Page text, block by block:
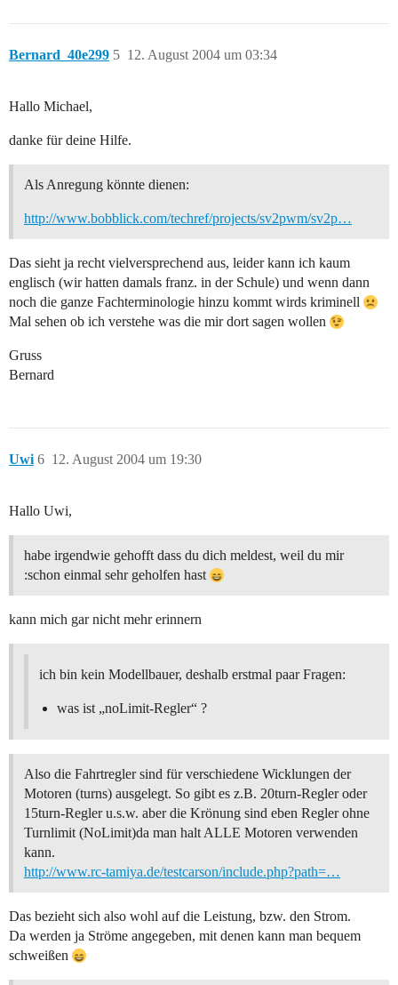
Bernard_40e299 12. August 2004 um 03:34
5
Hallo Michael,
danke für deine Hilfe.
Als Anregung könnte dienen:
http://www.bobblick.com/techref/projects/sv2pwm/sv2p…
Das sieht ja recht vielversprechend aus, leider kann ich kaum
englisch (wir hatten damals franz. in der Schule) und wenn dann
noch die ganze Fachterminologie hinzu kommt wirds kriminell
Mal sehen ob ich verstehe was die mir dort sagen wollen
Gruss
Bernard
Uwi 12. August 2004 um 19:30
6
Hallo Uwi,
habe irgendwie gehofft dass du dich meldest, weil du mir
:schon einmal sehr geholfen hast
kann mich gar nicht mehr erinnern
ich bin kein Modellbauer, deshalb erstmal paar Fragen:
was ist „noLimit-Regler“ ?
Also die Fahrtregler sind für verschiedene Wicklungen der
Motoren (turns) ausgelegt. So gibt es z.B. 20turn-Regler oder
15turn-Regler u.s.w. aber die Krönung sind eben Regler ohne
Turnlimit (NoLimit)da man halt ALLE Motoren verwenden
kann.
http://www.rc-tamiya.de/testcarson/include.php?path=…
Das bezieht sich also wohl auf die Leistung, bzw. den Strom.
Da werden ja Ströme angegeben, mit denen kann man bequem
schweißen